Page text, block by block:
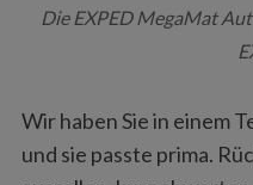
Die EXPED MegaMat
Wir haben Sie in einem
und sie passte prima.